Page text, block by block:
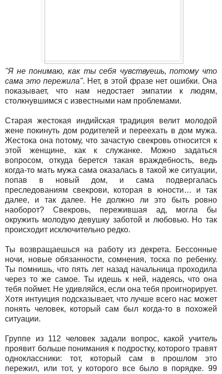
"Я не понимаю, как ты себя чувствуешь, потому что
сама это пережила". Нет, в этой фразе нет ошибки. Она
показывает, что нам недостает эмпатии к людям,
столкнувшимся с известными нам проблемами.
Старая жестокая индийская традиция велит молодой
жене покинуть дом родителей и переехать в дом мужа.
Жестока она потому, что зачастую свекровь относится к
этой женщине, как к служанке. Можно задаться
вопросом, откуда берется такая враждебность, ведь
когда-то мать мужа сама оказалась в такой же ситуации,
попав в новый дом, и сама подвергалась
преследованиям свекрови, которая в юности… и так
далее, и так далее. Не должно ли это быть ровно
наоборот? Свекровь, пережившая ад, могла бы
окружить молодую девушку заботой и любовью. Но так
происходит исключительно редко.
Ты возвращаешься на работу из декрета. Бессонные
ночи, новые обязанности, сомнения, тоска по ребенку.
Ты помнишь, что пять лет назад начальница проходила
через то же самое. Ты идешь к ней, надеясь, что она
тебя поймет. Не удивляйся, если она тебя проигнорирует.
Хотя интуиция подсказывает, что лучше всего нас может
понять человек, который сам был когда-то в похожей
ситуации.
Группе из 112 человек задали вопрос, какой учитель
проявит больше понимания к подростку, которого травят
одноклассники: тот, который сам в прошлом это
пережил, или тот, у которого все было в порядке. 99